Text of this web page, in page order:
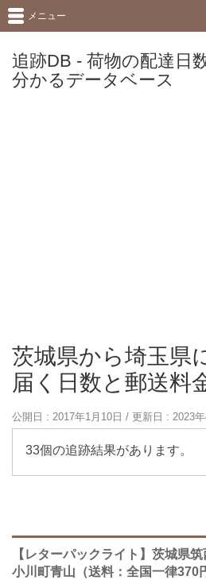
追跡DB - 荷物の配達日
分かるデータベース
メニュー
茨城県から埼玉県
届く日数と郵送料
公開日 : 2017年1月10日 / 更新日 : 2023
33個の追跡結果があります。
【レターパックライト】茨城県
小川町青山（送料：全国一律370